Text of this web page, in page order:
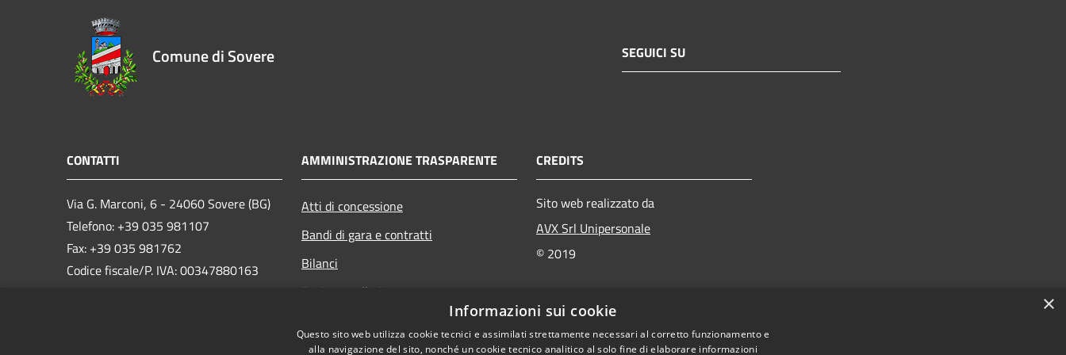
Comune di Sovere SEGUICI SU
CONTATTI
Via G. Marconi, 6 - 24060 Sovere (BG)
Telefono: +39 035 981107
Fax: +39 035 981762
Codice fiscale/P. IVA: 00347880163
comune.sovere@pec.regione.lombardia.it
AMMINISTRAZIONE TRASPARENTE
Atti di concessione
Bandi di gara e contratti
Bilanci
Enti controllati
Whistleblowing
CREDITS
Sito web realizzato da
AVX Srl Unipersonale
© 2019
×
Informazioni sui cookie
Questo sito web utilizza cookie tecnici e assimilati strettamente necessari al corretto funzionamento e
alla navigazione del sito, nonché un cookie tecnico analitico al solo fine di elaborare informazioni